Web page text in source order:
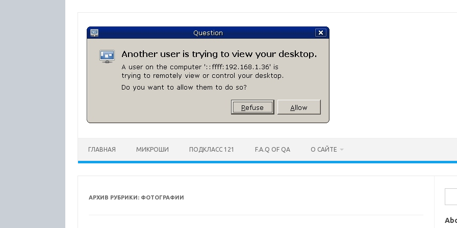
содержимому
ГЛАВНАЯ МИКРОШИ ПОДКЛАСС 121 F.A.Q OF QA О САЙТЕ
АРХИВ РУБРИКИ: ФОТОГРАФИИ